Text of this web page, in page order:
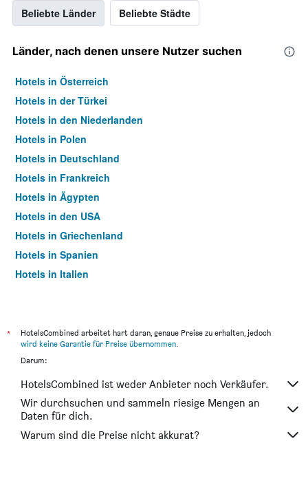
Beliebte Länder Beliebte Städte
Länder, nach denen unsere Nutzer suchen
Hotels in Österreich
Hotels in der Türkei
Hotels in den Niederlanden
Hotels in Polen
Hotels in Deutschland
Hotels in Frankreich
Hotels in Ägypten
Hotels in den USA
Hotels in Griechenland
Hotels in Spanien
Hotels in Italien
*
HotelsCombined arbeitet hart daran, genaue Preise zu erhalten, jedoch
wird keine Garantie für Preise übernommen.
Darum:
HotelsCombined ist weder Anbieter noch Verkäufer.
Wir durchsuchen und sammeln riesige Mengen an
Daten für dich.
Warum sind die Preise nicht akkurat?